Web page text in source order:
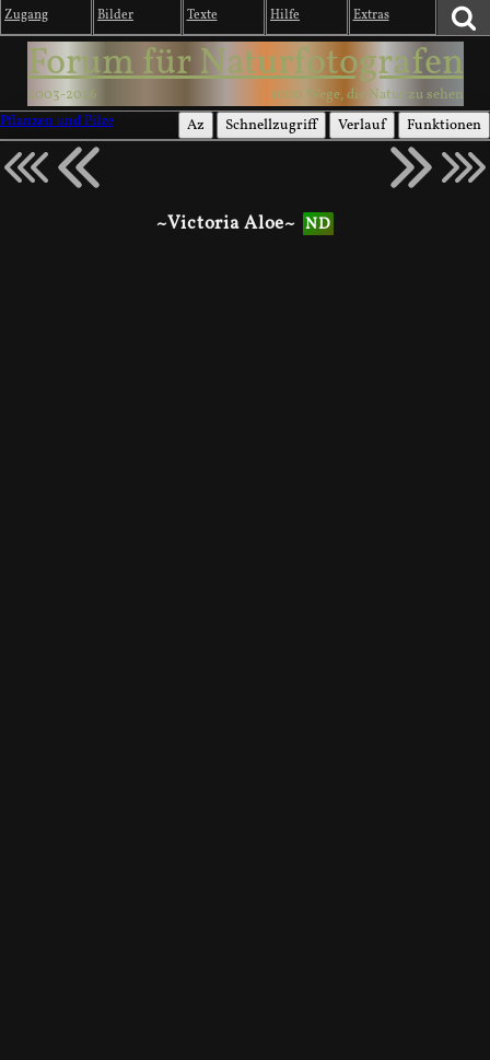
Zugang Bilder Texte Hilfe Extras
Forum für Naturfotografen
2003-2026
1000 Wege, die Natur zu sehen
Pflanzen und Pilze
Az Schnellzugriff Verlauf Funktionen
~Victoria Aloe~